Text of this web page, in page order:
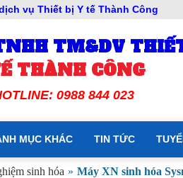
vụ Thiết bị Y tế Thành Công
TM&DV
THÀNH CÔNG
0988 844 023
MỤC KHÁC TIN TỨC
sinh hóa » Máy XN sinh hóa